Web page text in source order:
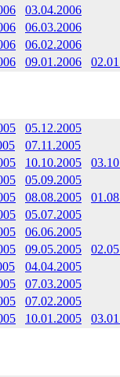
03.04.2006
06.03.2006
06.02.2006
09.01.2006
05.12.2005
07.11.2005
10.10.2005
05.09.2005
08.08.2005
05.07.2005
06.06.2005
09.05.2005
04.04.2005
07.03.2005
07.02.2005
10.01.2005